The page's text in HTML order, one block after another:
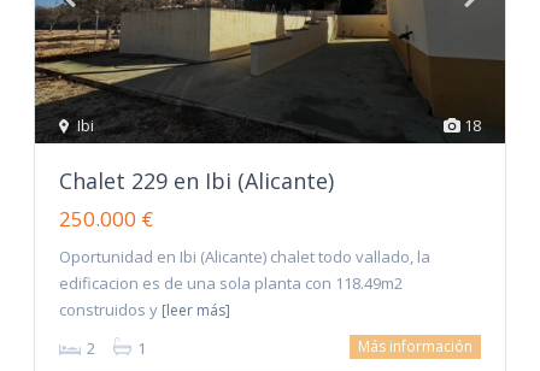
18
Ibi
Chalet 229 en Ibi (Alicante)
250.000 €
Oportunidad en Ibi (Alicante) chalet todo vallado, la
edificacion es de una sola planta con 118.49m2
construidos y [leer más]
2 1 Más información